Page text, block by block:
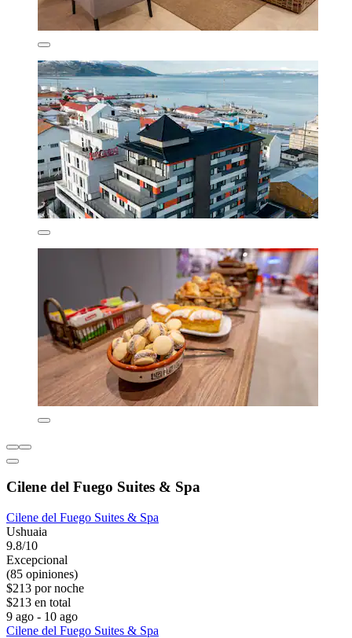
Cilene del Fuego Suites & Spa
Cilene del Fuego Suites & Spa
Ushuaia
9.8/10
Excepcional
(85 opiniones)
$213 por noche
$213 en total
9 ago - 10 ago
Cilene del Fuego Suites & Spa